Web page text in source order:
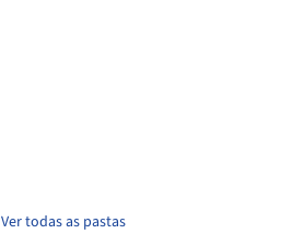
Ver todas as pastas